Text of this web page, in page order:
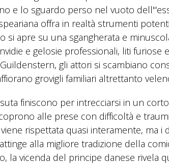
e lo sguardo perso nel vuoto
offra in realtà strumenti
si apre su una sgangherata e
e gelosie professionali, liti
gli attori si scambiano
grovigli familiari altrettanto
finiscono per intrecciarsi in un
alle prese con difficoltà e
rispettata quasi interamente, ma
alla migliore tradizione della
la vicenda del principe danese rivela